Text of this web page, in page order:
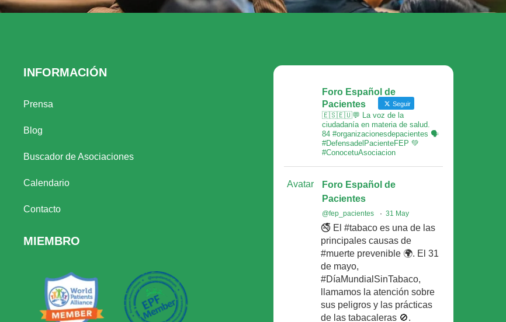
INFORMACIÓN
Prensa
Blog
Buscador de Asociaciones
Calendario
Contacto
MIEMBRO
Foro Español de
Pacientes
Seguir
🇪🇸🇪🇺💬 La voz de la
ciudadanía en materia de salud.
84 #organizacionesdepacientes 🗣
#DefensadelPacienteFEP 💚
#ConocetuAsociacion
Avatar
Foro Español de
Pacientes
@fep_pacientes · 31 May
🚭 El #tabaco es una de las
principales causas de
#muerte prevenible 🌍. El 31
de mayo,
#DíaMundialSinTabaco,
llamamos la atención sobre
sus peligros y las prácticas
de las tabacaleras 🚫.